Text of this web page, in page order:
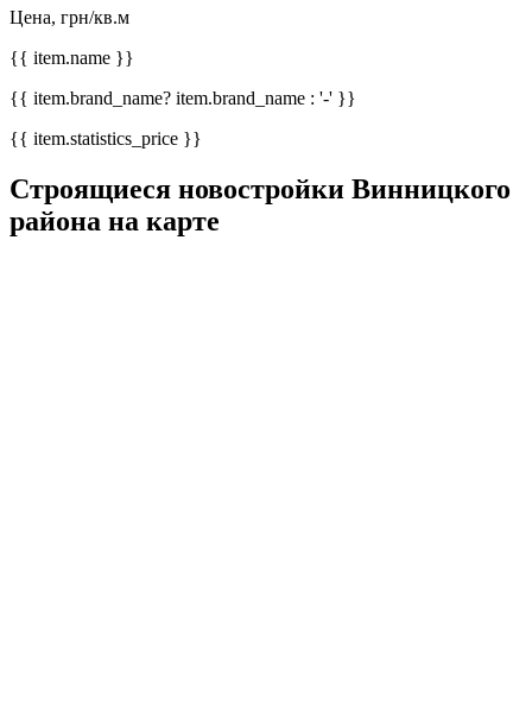
Цена, грн/кв.м
{{ item.name }}
{{ item.brand_name? item.brand_name : '-' }}
{{ item.statistics_price }}
Строящиеся новостройки Винницкого
района на карте